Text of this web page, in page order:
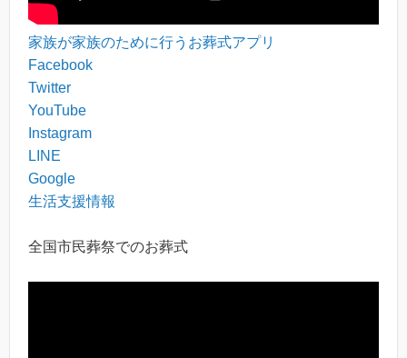
家族が家族のために行うお葬式アプリ
Facebook
Twitter
YouTube
Instagram
LINE
Google
生活支援情報
全国市民葬祭でのお葬式